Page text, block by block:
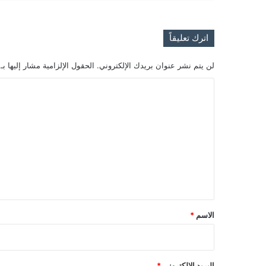
اترك تعليقاً
لن يتم نشر عنوان بريدك الإلكتروني. الحقول الإلزامية مشار إليها بـ
*
الاسم *